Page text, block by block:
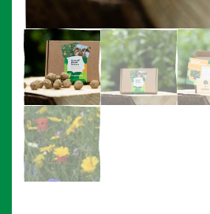
Over ons
Contact